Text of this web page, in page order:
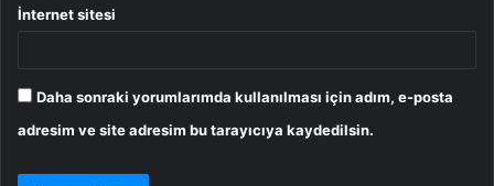
İnternet sitesi
Daha sonraki yorumlarımda kullanılması için adım, e-posta
adresim ve site adresim bu tarayıcıya kaydedilsin.